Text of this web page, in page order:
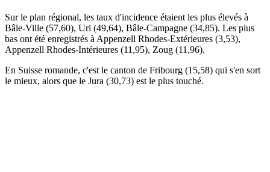
Sur le plan régional, les taux d'incidence étaient les plus élevés à
Bâle-Ville (57,60), Uri (49,64), Bâle-Campagne (34,85). Les plus
bas ont été enregistrés à Appenzell Rhodes-Extérieures (3,53),
Appenzell Rhodes-Intérieures (11,95), Zoug (11,96).
En Suisse romande, c'est le canton de Fribourg (15,58) qui s'en sort
le mieux, alors que le Jura (30,73) est le plus touché.